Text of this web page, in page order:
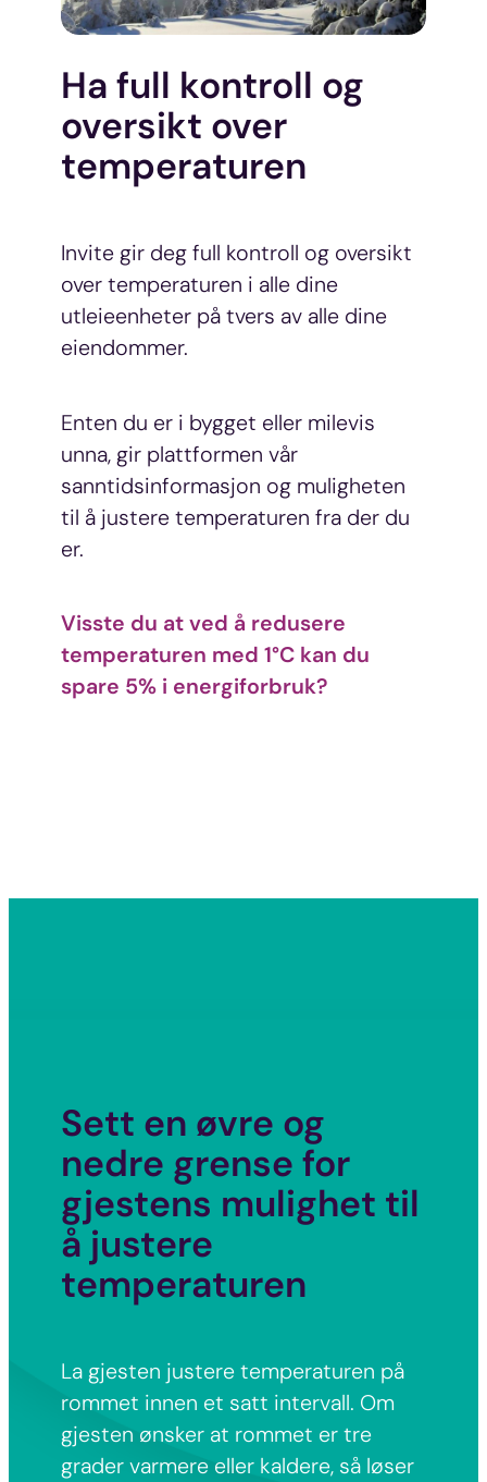
Ha full kontroll og
oversikt over
temperaturen
Invite gir deg full kontroll og oversikt
over temperaturen i alle dine
utleieenheter på tvers av alle dine
eiendommer.
Enten du er i bygget eller milevis
unna, gir plattformen vår
sanntidsinformasjon og muligheten
til å justere temperaturen fra der du
er.
Visste du at ved å redusere
temperaturen med 1°C kan du
spare 5% i energiforbruk?
Sett en øvre og
nedre grense for
gjestens mulighet til
å justere
temperaturen
La gjesten justere temperaturen på
rommet innen et satt intervall. Om
gjesten ønsker at rommet er tre
grader varmere eller kaldere, så løser